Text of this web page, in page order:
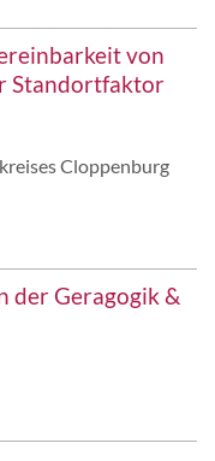
von
Standortfaktor
Cloppenburg
der Geragogik &